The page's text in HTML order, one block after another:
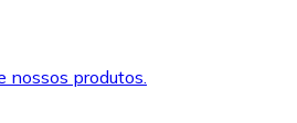
nossos produtos.